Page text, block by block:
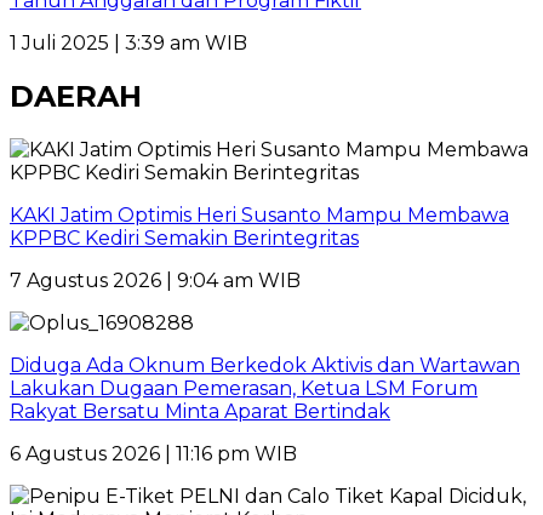
1 Juli 2025 | 3:39 am WIB
DAERAH
KAKI Jatim Optimis Heri Susanto Mampu Membawa
KPPBC Kediri Semakin Berintegritas
7 Agustus 2026 | 9:04 am WIB
Diduga Ada Oknum Berkedok Aktivis dan Wartawan
Lakukan Dugaan Pemerasan, Ketua LSM Forum
Rakyat Bersatu Minta Aparat Bertindak
6 Agustus 2026 | 11:16 pm WIB